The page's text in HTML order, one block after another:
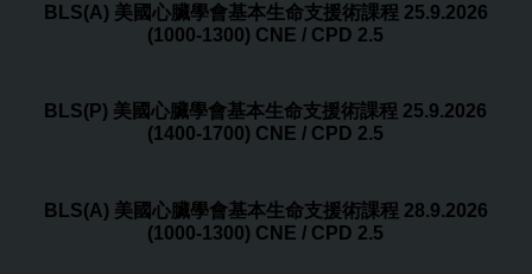
BLS(A) 美國心臟學會基本生命支援術課程 25.9.2026
(1000-1300) CNE / CPD 2.5
BLS(P) 美國心臟學會基本生命支援術課程 25.9.2026
(1400-1700) CNE / CPD 2.5
BLS(A) 美國心臟學會基本生命支援術課程 28.9.2026
(1000-1300) CNE / CPD 2.5